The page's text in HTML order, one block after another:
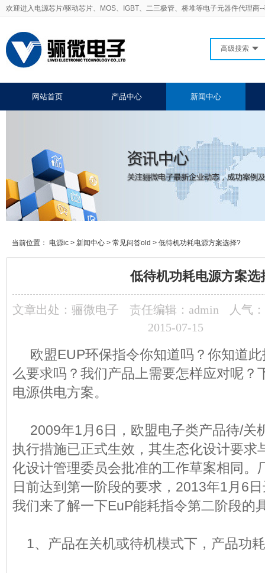
欢迎进入电源芯片/驱动芯片、MOS、IGBT、二三极管、桥堆等电子元器件代理商
高级搜索
网站首页 产品中心 新闻中心
当前位置： 电源ic > 新闻中心 > 常见问答old > 低待机功耗电源方案选择?
低待机功耗电源方案选
文章出处： 骊微电子 责任编辑：admin
人气：
2015-07-15
欧盟EUP环保指令你知道吗？你知道此
么要求吗？我们产品上需要怎样应对呢？
电源供电方案。
2009年1月6日，欧盟电子类产品待/关
执行措施已正式生效，其生态化设计要求
化设计管理委员会批准的工作草案相同。
日前达到第一阶段的要求，2013年1月6
我们来了解一下EuP能耗指令第二阶段的
1、产品在关机或待机模式下，产品功